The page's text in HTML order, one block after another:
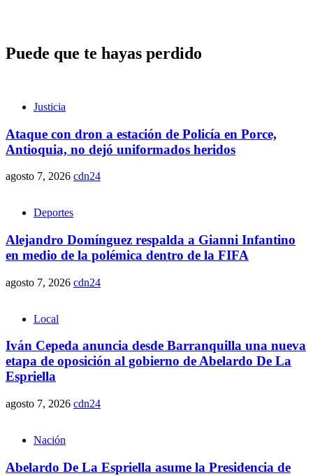
Puede que te hayas perdido
Justicia
Ataque con dron a estación de Policía en Porce,
Antioquia, no dejó uniformados heridos
agosto 7, 2026 cdn24
Deportes
Alejandro Domínguez respalda a Gianni Infantino
en medio de la polémica dentro de la FIFA
agosto 7, 2026 cdn24
Local
Iván Cepeda anuncia desde Barranquilla una nueva
etapa de oposición al gobierno de Abelardo De La
Espriella
agosto 7, 2026 cdn24
Nación
Abelardo De La Espriella asume la Presidencia de